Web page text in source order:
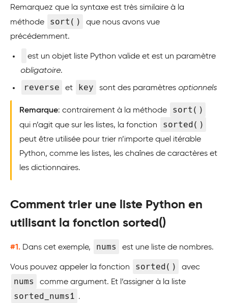
Remarquez que la syntaxe est très similaire à la
méthode
sort()
que nous avons vue
précédemment.
est un objet liste Python valide et est un paramètre
obligatoire.
reverse et key sont des paramètres optionnels
Remarque: contrairement à la méthode sort()
qui n’agit que sur les listes, la fonction sorted()
peut être utilisée pour trier n’importe quel itérable
Python, comme les listes, les chaînes de caractères et
les dictionnaires.
Comment trier une liste Python en
utilisant la fonction sorted()
#1. Dans cet exemple, nums est une liste de nombres.
Vous pouvez appeler la fonction sorted() avec
nums comme argument. Et l’assigner à la liste
sorted_nums1 .